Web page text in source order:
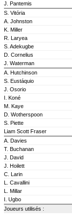
J. Pantemis
S. Vitória
A. Johnston
K. Miller
R. Laryea
S. Adekugbe
D. Cornelius
J. Waterman
A. Hutchinson
S. Eustáquio
J. Osorio
I. Koné
M. Kaye
D. Wotherspoon
S. Piette
Liam Scott Fraser
A. Davies
T. Buchanan
J. David
J. Hoilett
C. Larin
L. Cavallini
L. Millar
I. Ugbo
Joueurs utilisés :